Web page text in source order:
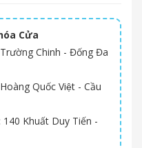
Cửa
Chinh - Đống Đa
Quốc Việt - Cầu
Khuất Duy Tiến -